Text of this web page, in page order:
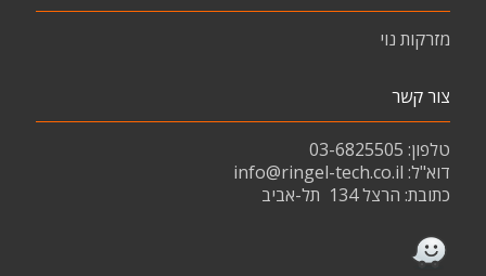
מזרקות נוי
צור קשר
טלפון: 03-6825505
דוא"ל: info@ringel-tech.co.il
כתובת: הרצל 134 תל-אביב